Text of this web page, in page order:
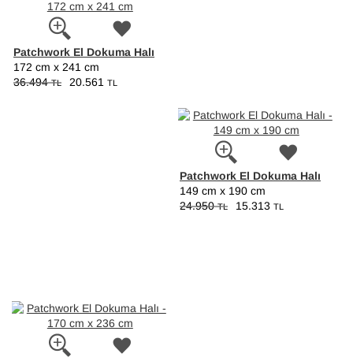
Patchwork El Dokuma Halı
172 cm x 241 cm
36.494TL 20.561 TL
Patchwork El Dokuma Halı
149 cm x 190 cm
24.950TL 15.313 TL